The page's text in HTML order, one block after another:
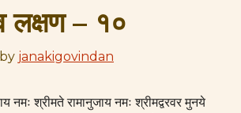
लक्षण – १०
by janakigovindan
नमः श्रीमते रामानुजाय नमः श्रीमद्वरवर मुनये